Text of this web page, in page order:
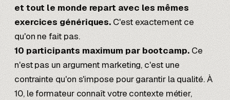
et tout le monde repart avec les mêmes
exercices génériques. C'est exactement ce
qu'on ne fait pas.
10 participants maximum par bootcamp.Ce
n'est pas un argument marketing, c'est une
contrainte qu'on s'impose pour garantir la qualité. À
10, le formateur connaît votre contexte métier,